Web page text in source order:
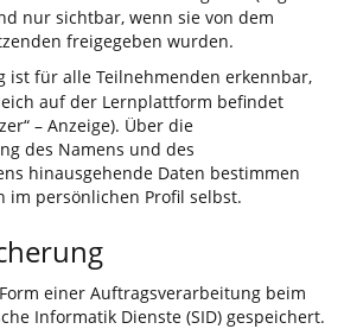
nur sichtbar, wenn sie von dem
freigegeben wurden.
ist für alle Teilnehmenden erkennbar,
auf der Lernplattform befindet
– Anzeige). Über die
des Namens und des
hinausgehende Daten bestimmen
im persönlichen Profil selbst.
einer Auftragsverarbeitung beim
Informatik Dienste (SID) gespeichert.